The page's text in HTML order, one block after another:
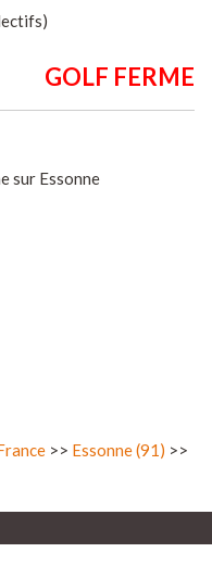
sur Essonne
>> Essonne (91) >>